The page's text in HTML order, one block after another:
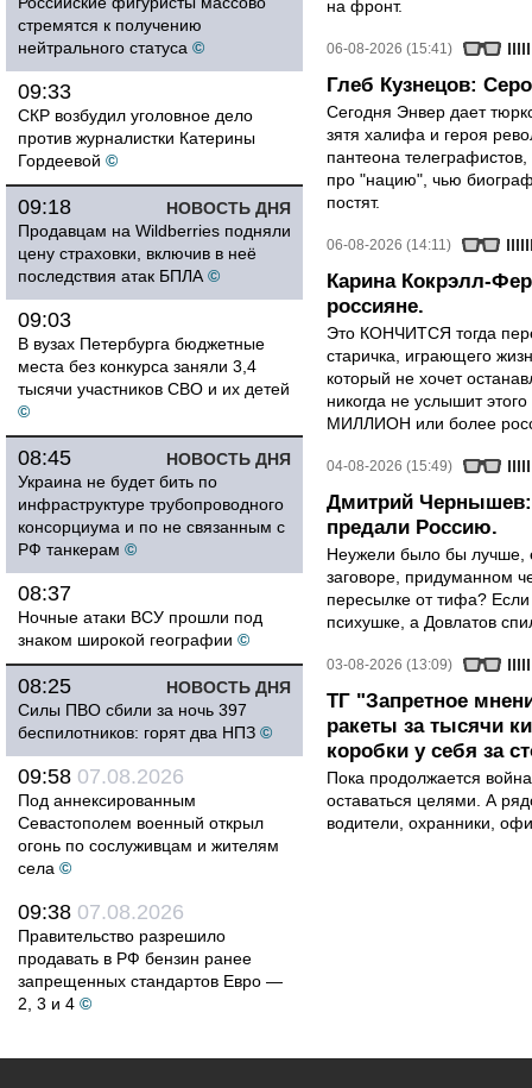
стремятся к получению
нейтрального статуса ©
09:33
СКР возбудил уголовное дело
против журналистки Катерины
Гордеевой ©
НОВОСТЬ ДНЯ
09:18
Продавцам на Wildberries подняли
цену страховки, включив в неё
последствия атак БПЛА ©
09:03
В вузах Петербурга бюджетные
места без конкурса заняли 3,4
тысячи участников СВО и их детей
©
НОВОСТЬ ДНЯ
08:45
Украина не будет бить по
инфраструктуре трубопроводного
консорциума и по не связанным с
РФ танкерам ©
08:37
Ночные атаки ВСУ прошли под
знаком широкой географии ©
НОВОСТЬ ДНЯ
08:25
Силы ПВО сбили за ночь 397
беспилотников: горят два НПЗ ©
09:58 07.08.2026
Под аннексированным
Севастополем военный открыл
огонь по сослуживцам и жителям
села ©
09:38 07.08.2026
Правительство разрешило
продавать в РФ бензин ранее
запрещенных стандартов Евро —
2, 3 и 4 ©
на фронт.
06-08-2026 (15:41)
Глеб Кузнецов:
Сегодня Энвер дает
зятя халифа и героя
пантеона
про "нацию", чью
постят.
06-08-2026 (14:11)
Карина Кокрэлл-
россияне.
Это КОНЧИТСЯ тогда
старичка, играющего
который не хочет
никогда не услышит
МИЛЛИОН или более
04-08-2026 (15:49)
Дмитрий Чернышев:
предали Россию.
Неужели было бы лучше,
заговоре, придуманном
пересылке от тифа?
психушке, а Довлатов
03-08-2026 (13:09)
ТГ "Запретное
ракеты за тысячи
коробки у себя за
Пока продолжается
оставаться целями. А
водители, охранники,